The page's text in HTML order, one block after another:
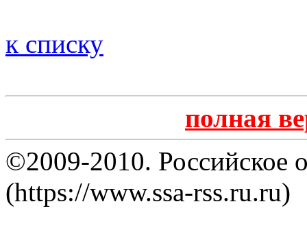
к списку
полная
©2009-2010. Российское
(https://www.ssa-rss.ru.ru)